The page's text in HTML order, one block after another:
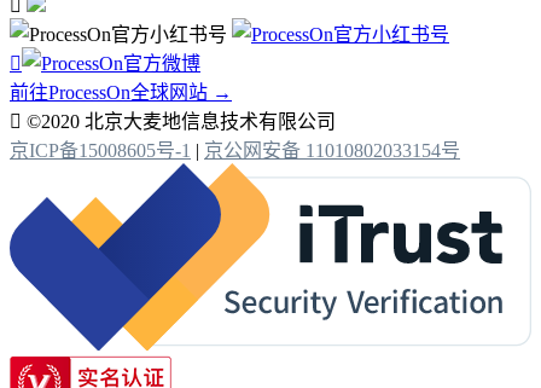


前往ProcessOn全球网站 →
 ©2020 北京大麦地信息技术有限公司
京ICP备15008605号-1 | 京公网安备 11010802033154号